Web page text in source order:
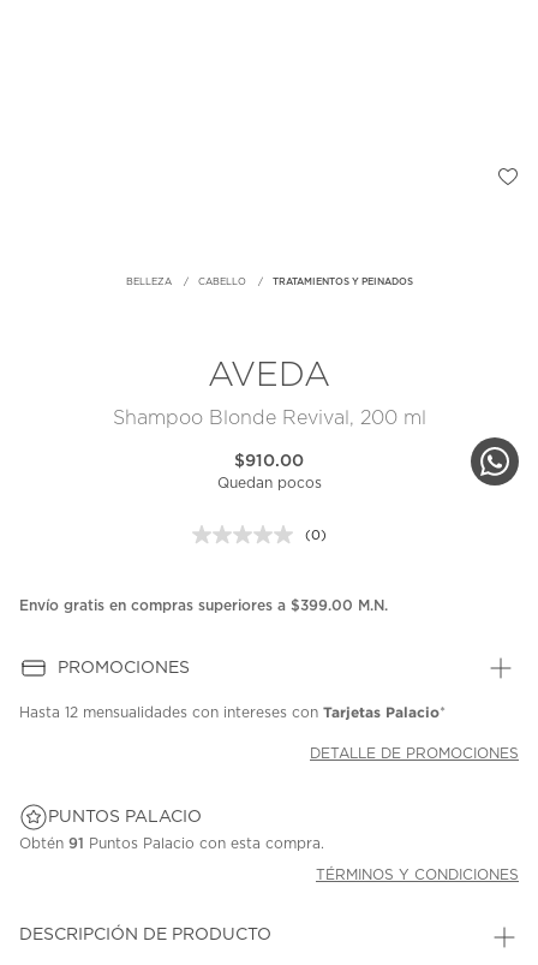
BELLEZA CABELLO TRATAMIENTOS Y PEINADOS
AVEDA
Shampoo Blonde Revival, 200 ml
$910.00
Quedan pocos
Sin
en
(0)
Envío gratis en compras superiores a $399.00 M.N.
PROMOCIONES
Hasta 12 mensualidades con intereses con Tarjetas Palacio*
DETALLE DE PROMOCIONES
PUNTOS PALACIO
Obtén 91 Puntos Palacio con esta compra.
TÉRMINOS Y CONDICIONES
DESCRIPCIÓN DE PRODUCTO